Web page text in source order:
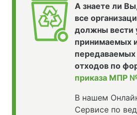
А знаете ли
все
должны вести
принимаемых
передаваемых
отходов по
приказа МПР
В нашем
Сервисе по